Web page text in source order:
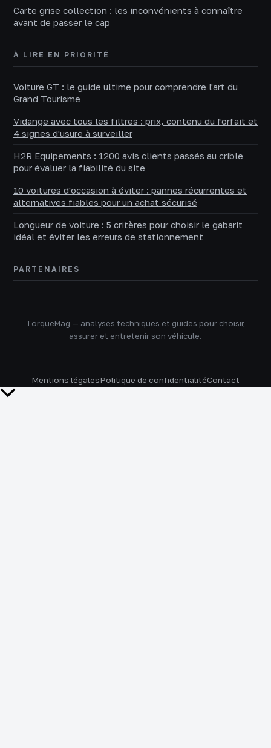
Carte grise collection : les inconvénients à connaître
avant de passer le cap
À LIRE EN PRIORITÉ
Voiture GT : le guide ultime pour comprendre l'art du
Grand Tourisme
Vidange avec tous les filtres : prix, contenu du forfait et
4 signes d'usure à surveiller
H2R Equipements : 1200 avis clients passés au crible
pour évaluer la fiabilité du site
10 voitures d'occasion à éviter : pannes récurrentes et
alternatives fiables pour un achat sécurisé
Longueur de voiture : 5 critères pour choisir le gabarit
idéal et éviter les erreurs de stationnement
PARTENAIRES
TorqueMag — analyses techniques et guides pour choisir,
assurer et entretenir son véhicule.
Mentions légalesPolitique de confidentialitéContact
Retour